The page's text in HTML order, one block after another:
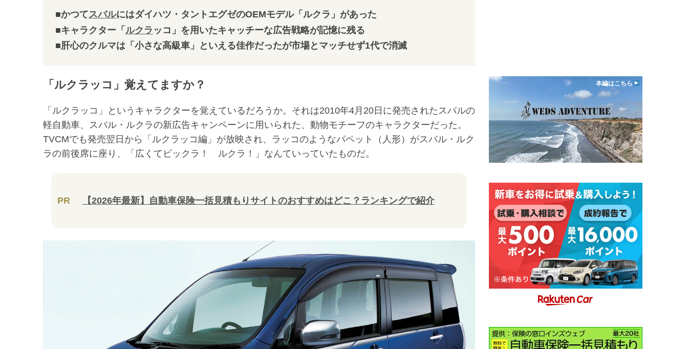
■かつてスバルにはダイハツ・タントエグゼのOEMモデル「ルクラ」があった
■キャラクター「 ルクラ ッコ」を用いたキャッチーな広告戦略が記憶に残る
■肝心のクルマは「小さな高級車」といえる佳作だったが市場とマッチせず1代で消滅
「ルクラッコ」覚えてますか？
「ルクラッコ」というキャラクターを覚えているだろうか。それは2010年4月20日に発売されたスバルの
軽自動車、スバル・ルクラの新広告キャンペーンに用いられた、動物モチーフのキャラクターだった。
TVCMでも発売翌日から「ルクラッコ編」が放映され、ラッコのようなパペット（人形）がスバル・ルク
ラの前後席に座り、「広くてビックラ！ ルクラ！」なんていっていたものだ。
PR 【2026年最新】自動車保険一括見積もりサイトのおすすめはどこ？ランキングで紹介
本編はこちら